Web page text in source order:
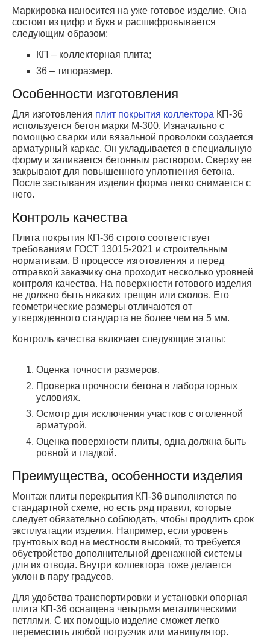
Маркировка наносится на уже готовое изделие. Она
состоит из цифр и букв и расшифровывается
следующим образом:
КП – коллекторная плита;
36 – типоразмер.
Особенности изготовления
Для изготовления плит покрытия коллектора КП-36
используется бетон марки М-300. Изначально с
помощью сварки или вязальной проволоки создается
арматурный каркас. Он укладывается в специальную
форму и заливается бетонным раствором. Сверху ее
закрывают для повышенного уплотнения бетона.
После застывания изделия форма легко снимается с
него.
Контроль качества
Плита покрытия КП-36 строго соответствует
требованиям ГОСТ 13015-2021 и строительным
нормативам. В процессе изготовления и перед
отправкой заказчику она проходит несколько уровней
контроля качества. На поверхности готового изделия
не должно быть никаких трещин или сколов. Его
геометрические размеры отличаются от
утвержденного стандарта не более чем на 5 мм.
Контроль качества включает следующие этапы:
Оценка точности размеров.
Проверка прочности бетона в лабораторных
условиях.
Осмотр для исключения участков с оголенной
арматурой.
Оценка поверхности плиты, одна должна быть
ровной и гладкой.
Преимущества, особенности изделия
Монтаж плиты перекрытия КП-36 выполняется по
стандартной схеме, но есть ряд правил, которые
следует обязательно соблюдать, чтобы продлить срок
эксплуатации изделия. Например, если уровень
грунтовых вод на местности высокий, то требуется
обустройство дополнительной дренажной системы
для их отвода. Внутри коллектора тоже делается
уклон в пару градусов.
Для удобства транспортировки и установки опорная
плита КП-36 оснащена четырьмя металлическими
петлями. С их помощью изделие сможет легко
переместить любой погрузчик или манипулятор.